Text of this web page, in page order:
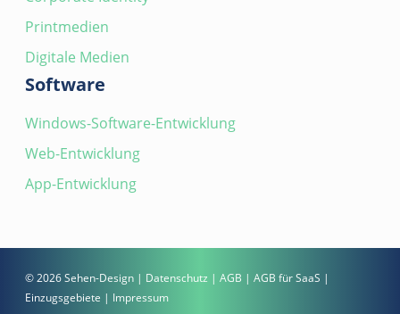
Printmedien
Digitale Medien
Software
Windows-Software-Entwicklung
Web-Entwicklung
App-Entwicklung
© 2026 Sehen-Design | Datenschutz | AGB | AGB für SaaS |
Einzugsgebiete | Impressum